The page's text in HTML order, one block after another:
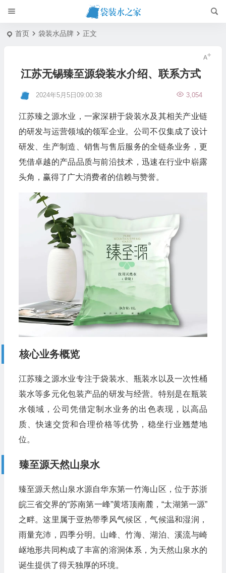
首页 袋装水品牌 正文
江苏无锡臻至源袋装水介绍、联系方式
2024年5月5日09:00:38 3,054
江苏臻之源水业，一家深耕于袋装水及其相关产业链
的研发与运营领域的领军企业。公司不仅集成了设计
研发、生产制造、销售与售后服务的全链条业务，更
凭借卓越的产品品质与前沿技术，迅速在行业中崭露
头角，赢得了广大消费者的信赖与赞誉。
核心业务概览
江苏臻之源水业专注于袋装水、瓶装水以及一次性桶
装水等多元化包装产品的研发与经营。特别是在瓶装
水领域，公司凭借定制水业务的出色表现，以高品
质、快速交货和合理价格等优势，稳坐行业翘楚地
位。
臻至源天然山泉水
臻至源天然山泉水源自华东第一竹海山区，位于苏浙
皖三省交界的“苏南第一峰”黄塔顶南麓，“太湖第一源”
之畔。这里属于亚热带季风气候区，气候温和湿润，
雨量充沛，四季分明。山峰、竹海、湖泊、溪流与崎
岖地形共同构成了丰富的溶洞体系，为天然山泉水的
诞生提供了得天独厚的环境。